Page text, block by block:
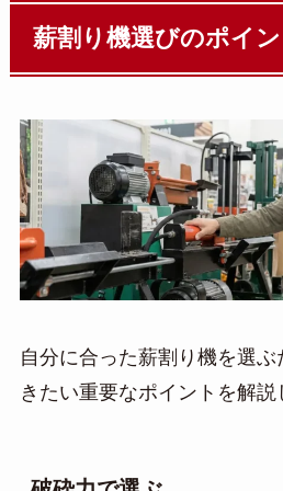
薪割り機選びのポイン
自分に合った薪割り機を選
きたい重要なポイントを解説